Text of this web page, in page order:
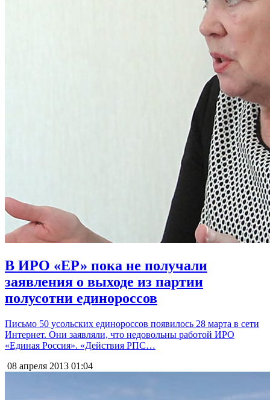
В ИРО «ЕР» пока не получали
заявления о выходе из партии
полусотни единороссов
Письмо 50 усольских единороссов появилось 28 марта в сети
Интернет. Они заявляли, что недовольны работой ИРО
«Единая Россия». «Действия РПС…
08 апреля 2013 01:04